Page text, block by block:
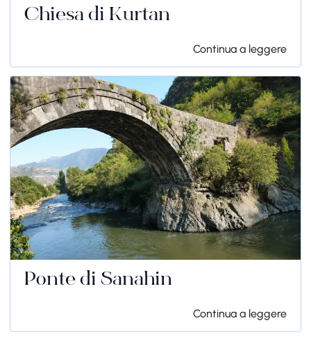
Chiesa di Kurtan
Continua a leggere
Ponte di Sanahin
Continua a leggere